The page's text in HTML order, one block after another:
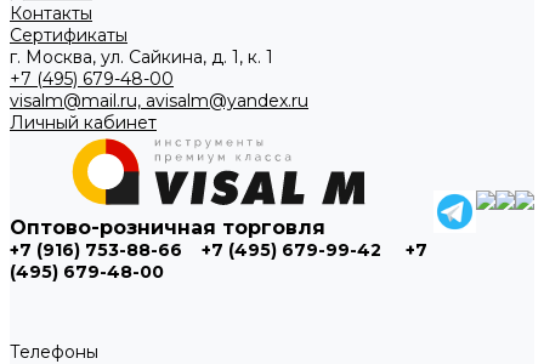
Контакты
Сертификаты
г. Москва, ул. Сайкина, д. 1, к. 1
+7 (495) 679-48-00
visalm@mail.ru, avisalm@yandex.ru
Личный кабинет
Оптово-розничная торговля
+7 (916) 753-88-66 +7 (495) 679-99-42
+7
(495) 679-48-00
Телефоны